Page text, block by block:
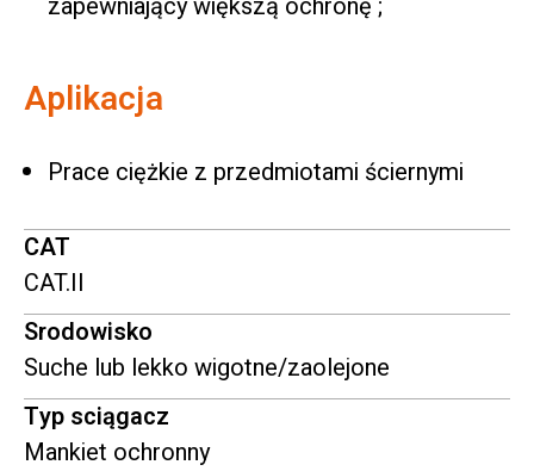
Aplikacja
Prace ciężkie z przedmiotami ściernymi
CAT
CAT.II
Srodowisko
Suche lub lekko wigotne/zaolejone
Typ sciągacz
Mankiet ochronny